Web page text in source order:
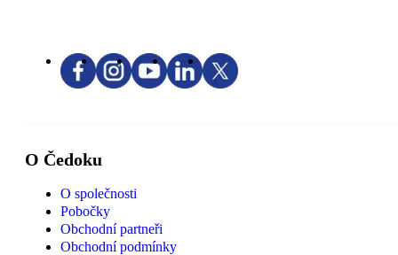
O Čedoku
O společnosti
Pobočky
Obchodní partneři
Obchodní podmínky